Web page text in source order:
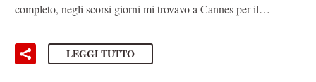
completo, negli scorsi giorni mi trovavo a Cannes per il…
LEGGI TUTTO